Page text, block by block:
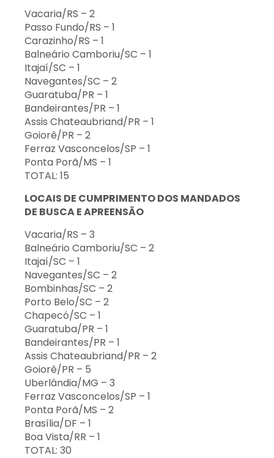
Vacaria/RS – 2
Passo Fundo/RS – 1
Carazinho/RS – 1
Balneário Camboriu/SC – 1
Itajaí/SC – 1
Navegantes/SC – 2
Guaratuba/PR – 1
Bandeirantes/PR – 1
Assis Chateaubriand/PR – 1
Goiorê/PR – 2
Ferraz Vasconcelos/SP – 1
Ponta Porã/MS – 1
TOTAL: 15
LOCAIS DE CUMPRIMENTO DOS MANDADOS
DE BUSCA E APREENSÃO
Vacaria/RS – 3
Balneário Camboriu/SC – 2
Itajaí/SC – 1
Navegantes/SC – 2
Bombinhas/SC – 2
Porto Belo/SC – 2
Chapecó/SC – 1
Guaratuba/PR – 1
Bandeirantes/PR – 1
Assis Chateaubriand/PR – 2
Goiorê/PR – 5
Uberlândia/MG – 3
Ferraz Vasconcelos/SP – 1
Ponta Porã/MS – 2
Brasília/DF – 1
Boa Vista/RR – 1
TOTAL: 30